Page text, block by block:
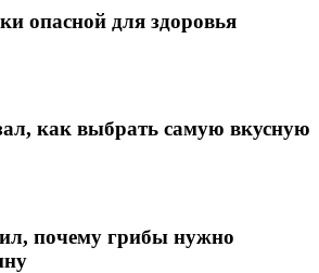
опасной для здоровья
как выбрать самую вкусную
почему грибы нужно